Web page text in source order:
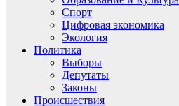
Спорт
Цифровая экономика
Экология
Политика
Выборы
Депутаты
Законы
Происшествия